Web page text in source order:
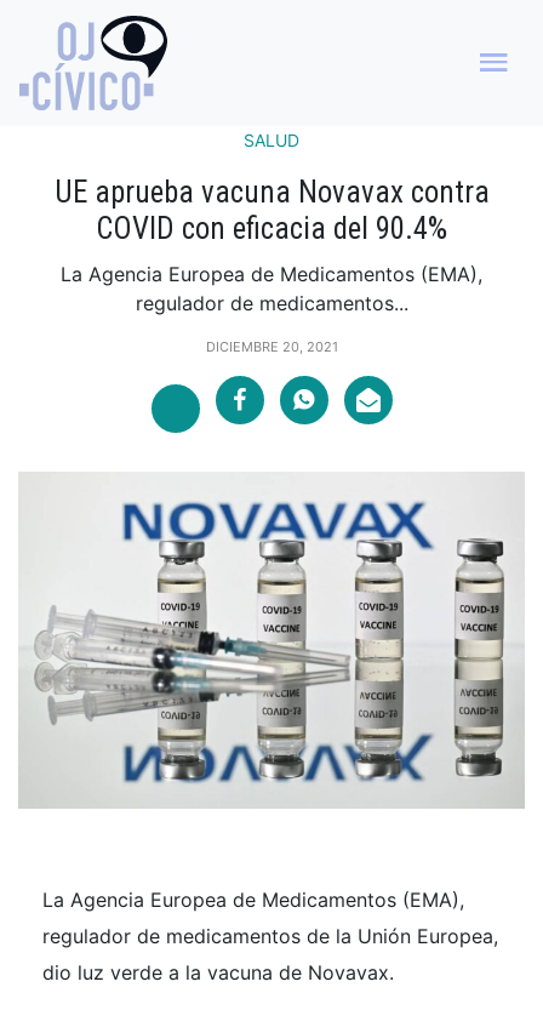
SALUD
UE aprueba vacuna Novavax contra
COVID con eficacia del 90.4%
La Agencia Europea de Medicamentos (EMA),
regulador de medicamentos...
DICIEMBRE 20, 2021
La Agencia Europea de Medicamentos (EMA),
regulador de medicamentos de la Unión Europea,
dio luz verde a la vacuna de Novavax.